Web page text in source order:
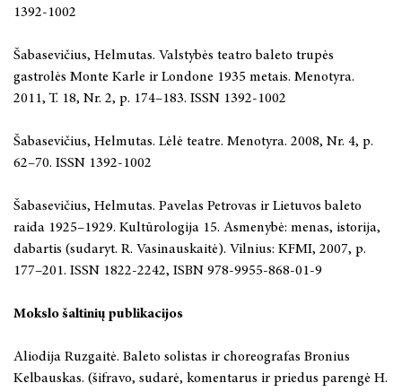
1392-1002
Šabasevičius, Helmutas. Valstybės teatro baleto trupės
gastrolės Monte Karle ir Londone 1935 metais. Menotyra.
2011, T. 18, Nr. 2, p. 174–183. ISSN 1392-1002
Šabasevičius, Helmutas. Lėlė teatre. Menotyra. 2008, Nr. 4, p.
62–70. ISSN 1392-1002
Šabasevičius, Helmutas. Pavelas Petrovas ir Lietuvos baleto
raida 1925–1929. Kultūrologija 15. Asmenybė: menas, istorija,
dabartis (sudaryt. R. Vasinauskaitė). Vilnius: KFMI, 2007, p.
177–201. ISSN 1822-2242, ISBN 978-9955-868-01-9
Mokslo šaltinių publikacijos
Aliodija Ruzgaitė. Baleto solistas ir choreografas Bronius
Kelbauskas. (šifravo, sudarė, komentarus ir priedus parengė H.